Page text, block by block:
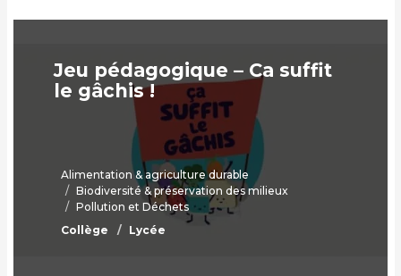
Jeu pédagogique – Ca suffit
le gâchis !
Alimentation & agriculture durable
Biodiversité & préservation des milieux
Pollution et Déchets
Collège
Lycée